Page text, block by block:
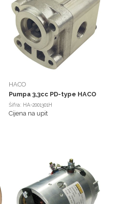
HACO
Pumpa 3,3cc PD-type HACO
Šifra: HA-2001301H
Cijena na upit